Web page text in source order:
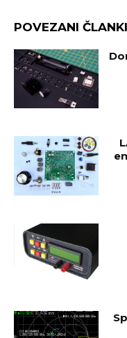
POVEZANI ČLANKI